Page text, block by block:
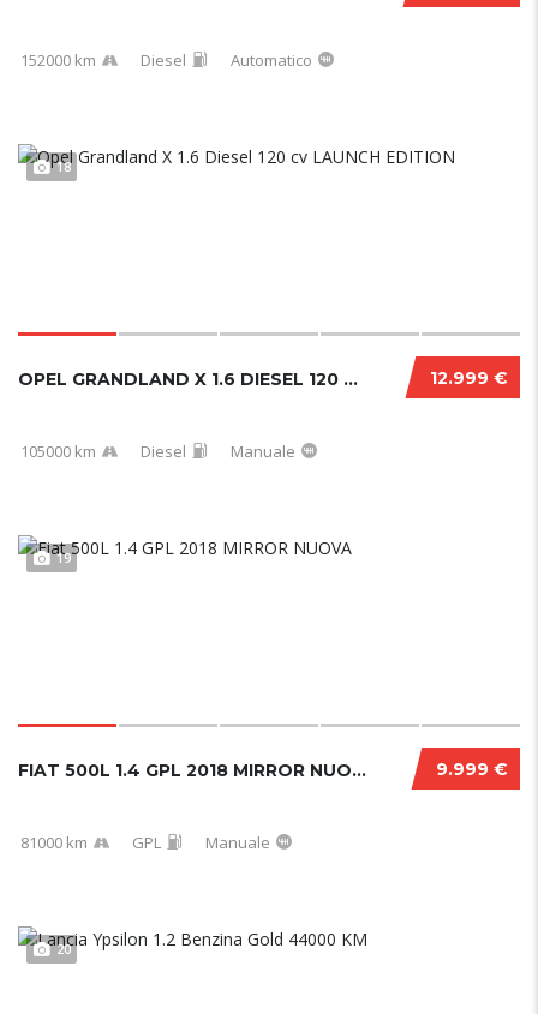
152000 km Diesel Automatico
18
12.999 €
OPEL GRANDLAND X 1.6 DIESEL 120 CV LAUNCH ED...
105000 km Diesel Manuale
19
9.999 €
FIAT 500L 1.4 GPL 2018 MIRROR NUOVA
81000 km GPL Manuale
20